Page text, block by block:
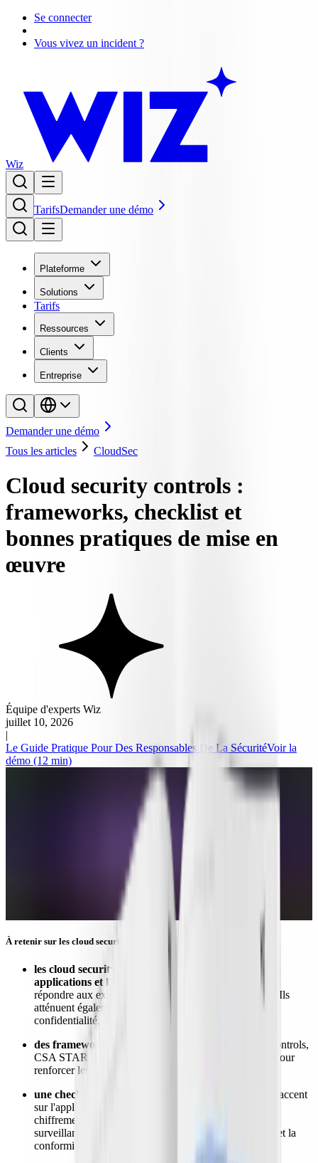
Se connecter
Vous vivez un incident ?
Wiz
TarifsDemander une démo
Plateforme
Solutions
Tarifs
Ressources
Clients
Entreprise
Demander une démo
Tous les articles
CloudSec
Cloud security controls :
frameworks, checklist et
bonnes pratiques de mise en
œuvre
Équipe d'experts Wiz
juillet 10, 2026
|
Le Guide Pratique Pour Des Responsables De La SécuritéVoir la
démo (12 min)
À retenir sur les cloud security controls :
les cloud security controls protègent les données, les
applications et l'infrastructure
tout en vous aidant à
répondre aux exigences de conformité et de résilience. Ils
atténuent également les menaces et préservent la
confidentialité, l'intégrité et la disponibilité ;
des frameworks
comme MITRE ATT&CK®, CIS Controls,
CSA STAR et ISO/IEC 27017 servent de garde-fous pour
renforcer les défenses des organisations ;
une checklist de cloud security controls
doit mettre l'accent
sur l'application du principe du moindre privilège, le
chiffrement des données, la sécurisation du réseau, la
surveillance des menaces, la protection des workloads et la
conformité continue ;